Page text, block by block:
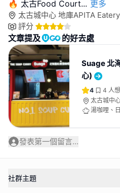
🔥 太古Food Court... 更多
太古城中心 地庫APITA Eatery
評分
文章提及 的好去處
Suage 北
心)
4 4 人
太古城中
湯咖哩、
發表第一個留言...
社群主題